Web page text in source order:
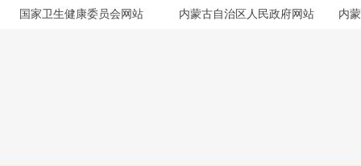
国家卫生健康委员会网站 内蒙古自治区人民政府网站 内